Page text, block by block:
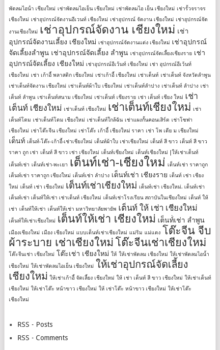
พัดลมไอน้ํา เชียงใหม่ เช่าพัดลมไอเย็น เชียงใหม่ เช่าพัดลมไอ เย็น เชียงใหม่ เช่ารั้วจราจร
เชียงใหม่ เช่าอุปกรณ์จัดงานอีเวนท์ เชียงใหม่ เช่าอุปกรณ์ จัดงาน เชียงใหม่ เช่าอุปกรณ์จัด
งานเชียงใหม่ เช่าอุปกรณ์จัดงาน เชียงใหม่ เช่า
อุปกรณ์จัดงานเลี้ยง เชียงใหม่ เช่าอุปกรณ์จัดงานแต่ง เชียงใหม่ เช่าอุปกรณ์
จัดเลี้ยงลําพูน เช่าอุปกรณ์จัดเลี้ยง ลําพูน เช่าอุปกรณ์จัดเลี้ยงเชียงราย เช่า
อุปกรณ์จัดเลี้ยง เชียงใหม่ เช่าอุปกรณ์อีเว้นท์ เชียงใหม่ เช่า อุปกรณ์อีเว้นท์
เชียงใหม่ เช่า เก้าอี้ พลาสติก เชียงใหม่ เช่าเก้าอี้ เชียงใหม่ เช่าเต็นท์ เช่าเต็นท์ จังหวัดลำพูน
เช่าเต็นท์จัดงาน เชียงใหม่ เช่าเต็นท์ผ้าใบ เชียงใหม่ เช่าเต็นท์ลำปาง เช่าเต็นท์ ลําปาง เช่า
เต็นท์ ลําพูน เช่าเต็นท์สนาม เชียงใหม่ เช่าเต็นท์ เชียงราย เช่า เต็นท์ เชียง ใหม่ เช่า
เต็นท์ เชียงใหม่ เช่าเต็นท์ เชียงใหม่ เช่าเต็นท์เชียงใหม่ เช่า
เต็นท์โดม เช่าเต็นท์โดม เชียงใหม่ เช่าเต็นท์ใกล้ฉัน เช่าแผงกั้นคอนเสิร์ต เช่าโซฟา
เชียงใหม่ เช่าโต๊ะจีน เชียงใหม่ เช่าโต๊ะ เก้าอี้ เชียงใหม่ ราคา เช่า โพ เดีย ม เชียงใหม่
เต็นท์ เต็นท์-โต๊ะ-เก้าอี้-เช่าเชียงใหม่ เต็นท์ผ้าใบ เช่าเชียงใหม่ เต็นท์ สี ขาว เต็นท์ สี ขาว
ราคา ถูก เช่า เต็นท์ สี ขาว เช่า เชียงใหม่ เต็นท์เชียงใหม่ เต็นท์เชียงใหม่ |ให้เช่าเต็นท์
เต็นท์เช่า เต็นท์เช่า-พะเยา เต็นท์เช่า-เชียงใหม่ เต็นท์เช่า ราคาถูก
เต็นท์เช่า ราคาถูก เชียงใหม่ เต็นท์เช่า ลำปาง เต็นท์เช่า เชียงราย เต็นท์ เช่า เชียง
ใหม่ เต็นท์ เช่า เชียงใหม่ เต็นท์เช่าเชียงใหม่ เต็นท์เช่า เชียงใหม่. เต็นท์เช่า
เต็นท์เช่า เต็นท์ให้เช่า เช่าเต็นท์ เชียงใหม่ เต็นท์เช่าโรงเรียน สถาบันในเชียงใหม่ เต็นท์ ให้
เช่า เต็นท์ให้เช่า เต็นท์ให้เช่า มหาวิทยาลัยพายัพ เต็นท์ ให้ เช่า เชียงใหม่
เต็นท์ให้เช่าเชียงใหม่ เต็นท์ให้เช่า เชียงใหม่ เต็นท์่เช่า ลำพูน
เมืองเชียงใหม่ เมือง เชียงใหม่ แบบเต็นท์เช่าเชียงใหม่ แม่ริม แม่แตง โต๊ะจีน จีบ
ผ้าระบาย เช่าเชียงใหม่ โต๊ะจีนเช่าเชียงใหม่
โต๊ะจีนเช่า เชียงใหม่ โต๊ะเช่า เชียงใหม่ ให้ ให้เช่าพัดลม เชียงใหม่ ให้เช่าพัดลมไอน้ำ
เชียงใหม่ ให้เช่าพัดลมไอเย็น เชียงใหม่ ให้เช่าอุปกรณ์จัดเลี้ยง
เชียงใหม่ ให้เช่าเก้าอี้ จัดเลี้ยง เชียงใหม่ ให้ เช่า เต็นท์ สี ขาว เชียงใหม่ ให้เช่าเต็นท์
เชียงใหม่ ให้เช่าโต๊ะ หน้าขาว เชียงใหม่ ให้ เช่าโต๊ะ หน้าขาว เชียงใหม่ ให้เช่าโต๊ะ
เชียงใหม่
RSS - Posts
RSS - Comments